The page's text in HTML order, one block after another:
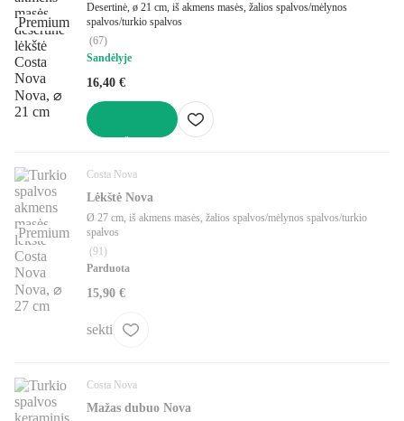
Premium
Desertinė, ø 21 cm, iš akmens masės, žalios spalvos/mėlynos
spalvos/turkio spalvos
(67)
Sandėlyje
16,40 €
Premium
Costa Nova
Lėkštė Nova
Ø 27 cm, iš akmens masės, žalios spalvos/mėlynos spalvos/turkio
spalvos
(91)
Parduota
15,90 €
sekti
Costa Nova
Mažas dubuo Nova